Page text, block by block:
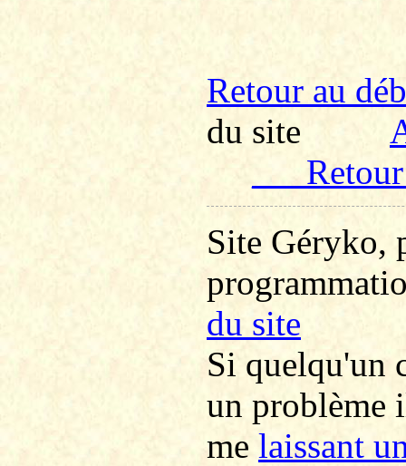
Retour au
du site
___R
Site Géryko,
du site
Si quelqu'un
un problème
me laissant